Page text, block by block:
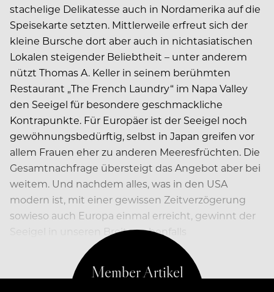
stachelige Delikatesse auch in Nordamerika auf die
Speisekarte setzten. Mittlerweile erfreut sich der
kleine Bursche dort aber auch in nichtasiatischen
Lokalen steigender Beliebtheit – unter anderem
nützt Thomas A. Keller in seinem berühmten
Restaurant „The French Laundry“ im Napa Valley
den Seeigel für besondere geschmackliche
Kontrapunkte. Für Europäer ist der Seeigel noch
gewöhnungsbedürftig, selbst in Japan greifen vor
allem Frauen eher zu anderen Meeresfrüchten. Die
Gesamtnachfrage übersteigt das Angebot aber bei
weitem. Und nachdem alles, was in den USA
modern ist, mit einer gewissen Zeitverzögerung
sowieso auch Europa einmal erreicht, gewinnt der
Seeigel in unseren Breiten ebenfalls